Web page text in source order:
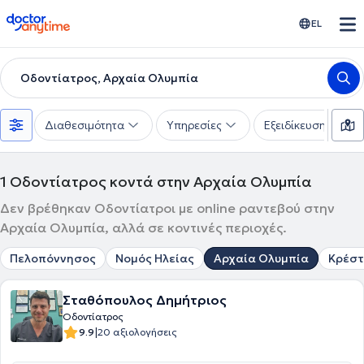
doctoranytime EL
Οδοντίατρος, Αρχαία Ολυμπία
Διαθεσιμότητα Υπηρεσίες Εξειδίκευση
1 Οδοντίατρος κοντά στην Αρχαία Ολυμπία
Δεν βρέθηκαν Οδοντίατροι με online ραντεβού στην
Αρχαία Ολυμπία, αλλά σε κοντινές περιοχές.
Πελοπόννησος Νομός Ηλείας Αρχαία Ολυμπία
Σταθόπουλος Δημήτριος
Οδοντίατρος
9.9|20 αξιολογήσεις